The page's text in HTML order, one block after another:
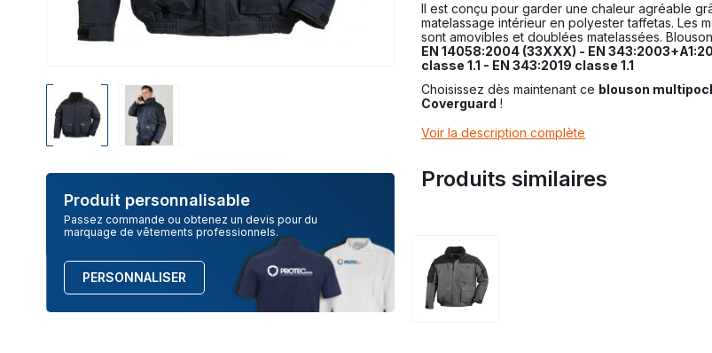
Produit personnalisable
Passez commande ou obtenez un devis pour du
marquage de vêtements professionnels.
PERSONNALISER
Il est conçu pour garder une chaleur agréable
matelassage intérieur en polyester taffetas. Les
sont amovibles et doublées matelassées.
EN 14058:2004 (33XXX) - EN
classe 1.1 - EN 343:2019 classe 1.1
Choisissez dès maintenant ce blouson
Coverguard !
Voir la description complète
Produits similaires